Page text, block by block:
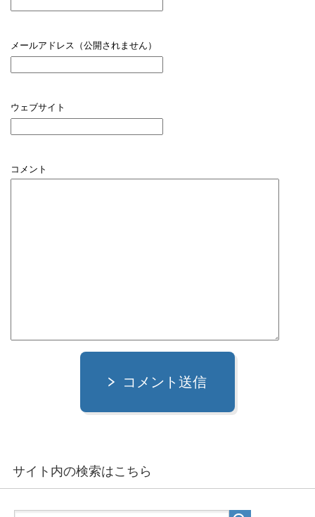
メールアドレス（公開されません）
ウェブサイト
コメント
コメント送信
サイト内の検索はこちら